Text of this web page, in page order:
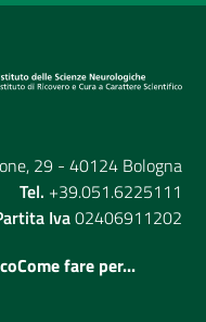
29 - 40124 Bologna
Tel. +39.051.6225111
Iva02406911202
Come fare per...